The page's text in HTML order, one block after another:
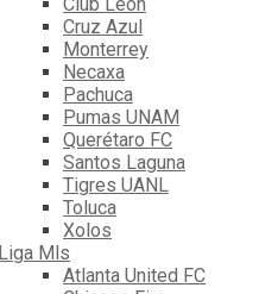
Club León
Cruz Azul
Monterrey
Necaxa
Pachuca
Pumas UNAM
Querétaro FC
Santos Laguna
Tigres UANL
Toluca
Xolos
Liga Mls
Atlanta United FC